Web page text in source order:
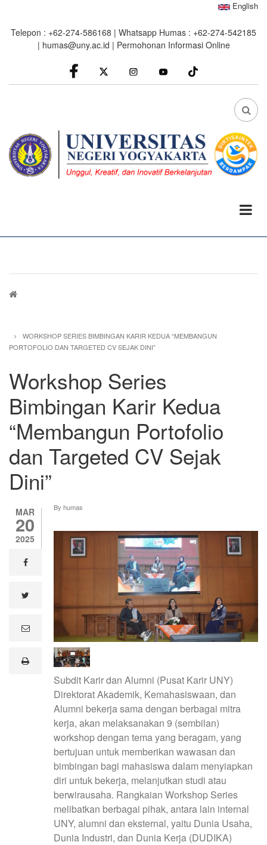
main
English
Telepon : +62-274-586168 | Whatsapp Humas : +62-274-542185
| humas@uny.ac.id | Permohonan Informasi Online
facebook
Instagram youtube
FA
Breadcrumb
WORKSHOP SERIES BIMBINGAN KARIR KEDUA “MEMBANGUN
PORTOFOLIO DAN TARGETED CV SEJAK DINI”
Workshop Series
Bimbingan Karir Kedua
“Membangun Portofolio
dan Targeted CV Sejak
Dini”
MAR
20
2025
0%
read
facebook
e
lprint
By humas
Subdit Karir dan Alumni (Pusat Karir UNY)
Direktorat Akademik, Kemahasiswaan, dan
Alumni bekerja sama dengan berbagai mitra
kerja, akan melaksanakan 9 (sembilan)
workshop dengan tema yang beragam, yang
bertujuan untuk memberikan wawasan dan
bimbingan bagi mahasiswa dalam menyiapkan
diri untuk bekerja, melanjutkan studi atau
berwirausaha. Rangkaian Workshop Series
melibatkan berbagai pihak, antara lain internal
UNY, alumni dan eksternal, yaitu Dunia Usaha,
Dunia Industri, dan Dunia Kerja (DUDIKA)